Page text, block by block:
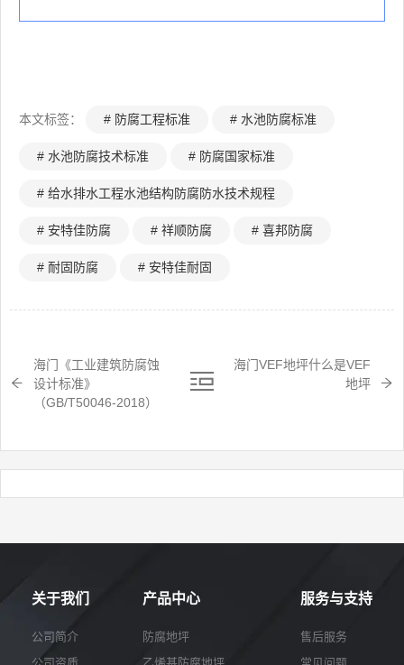
本文标签： # 防腐工程标准 # 水池防腐标准
# 水池防腐技术标准 # 防腐国家标准
# 给水排水工程水池结构防腐防水技术规程
# 安特佳防腐 # 祥顺防腐 # 喜邦防腐
# 耐固防腐 # 安特佳耐固
海门《工业建筑防腐蚀
设计标准》
（GB/T50046-2018）
海门VEF地坪什么是VEF
地坪
关于我们
公司简介
产品中心
防腐地坪
服务与支持
售后服务